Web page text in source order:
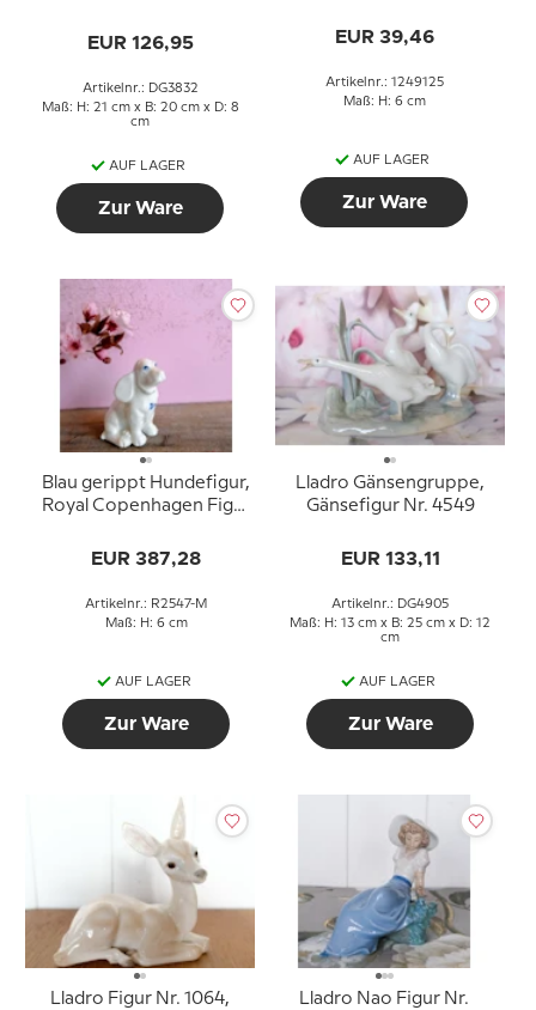
EUR 126,95
Artikelnr.: DG3832
Maß: H: 21 cm x B: 20 cm x D: 8
cm
AUF LAGER
Zur Ware
EUR 39,46
Artikelnr.: 1249125
Maß: H: 6 cm
AUF LAGER
Zur Ware
Blau gerippt Hundefigur,
Royal Copenhagen Figur
EUR 387,28
Artikelnr.: R2547-M
Maß: H: 6 cm
AUF LAGER
Zur Ware
Lladro Gänsengruppe,
Gänsefigur Nr. 4549
EUR 133,11
Artikelnr.: DG4905
Maß: H: 13 cm x B: 25 cm x D: 12
cm
AUF LAGER
Zur Ware
Lladro Figur Nr. 1064,
Lladro Nao Figur Nr.